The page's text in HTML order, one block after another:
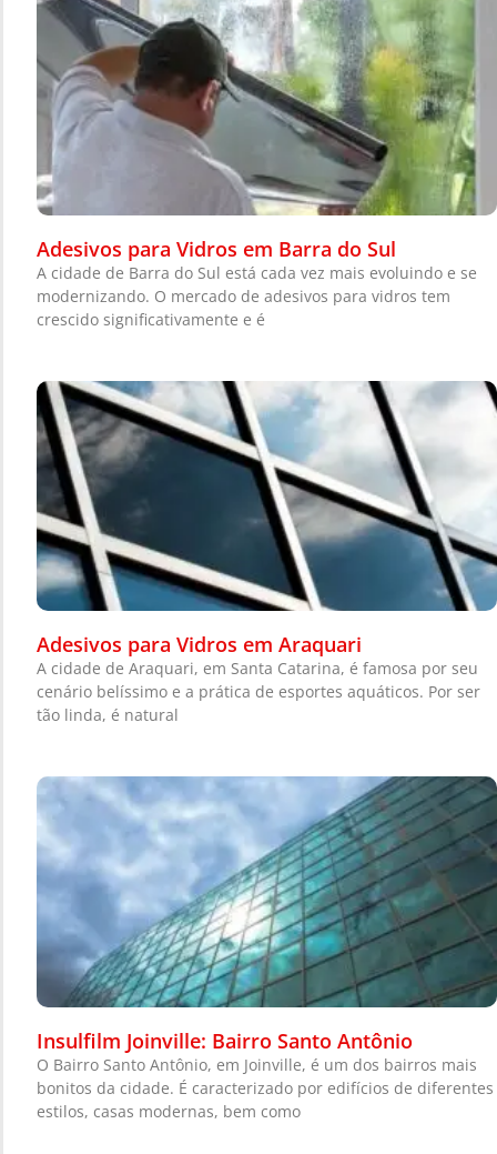
Adesivos para Vidros em Barra do Sul
A cidade de Barra do Sul está cada vez mais evoluindo e se
modernizando. O mercado de adesivos para vidros tem
crescido significativamente e é
Adesivos para Vidros em Araquari
A cidade de Araquari, em Santa Catarina, é famosa por seu
cenário belíssimo e a prática de esportes aquáticos. Por ser
tão linda, é natural
Insulfilm Joinville: Bairro Santo Antônio
O Bairro Santo Antônio, em Joinville, é um dos bairros mais
bonitos da cidade. É caracterizado por edifícios de diferentes
estilos, casas modernas, bem como